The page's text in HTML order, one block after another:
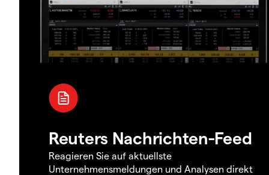
Reuters Nachrichten-Feed
Reagieren Sie auf aktuellste
Unternehmensmeldungen und Analysen direkt